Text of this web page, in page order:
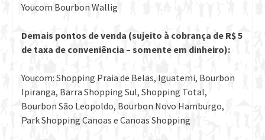
Youcom Bourbon Wallig
Demais pontos de venda (sujeito à cobrança de R$ 5
de taxa de conveniência – somente em dinheiro):
Youcom: Shopping Praia de Belas, Iguatemi, Bourbon
Ipiranga, Barra Shopping Sul, Shopping Total,
Bourbon São Leopoldo, Bourbon Novo Hamburgo,
Park Shopping Canoas e Canoas Shopping